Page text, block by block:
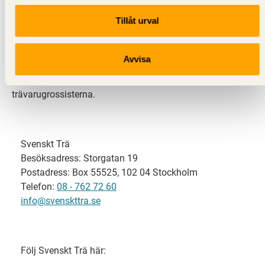
Tillåt urval
Avvisa
Svenskt Trä representerar svensk sågverksindustri
och är en del av branschorganisationen
svensk limträ-, KL-trä- och förpackningsindustri samt
trävarugrossisterna.
Svenskt Trä
Besöksadress: Storgatan 19
Postadress: Box 55525, 102 04 Stockholm
Telefon: 08 - 762 72 60
info@svenskttra.se
Följ Svenskt Trä här: